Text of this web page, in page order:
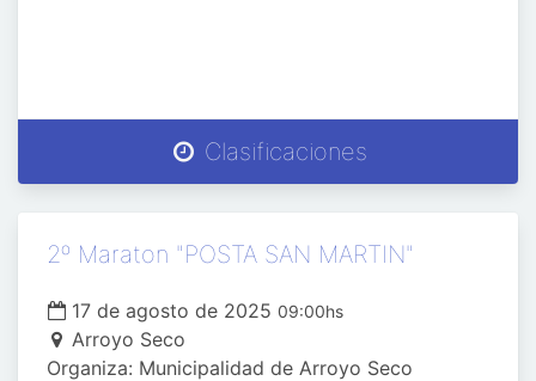
Clasificaciones
2º Maraton "POSTA SAN MARTIN"
17 de agosto de 2025 09:00hs
Arroyo Seco
Organiza: Municipalidad de Arroyo Seco